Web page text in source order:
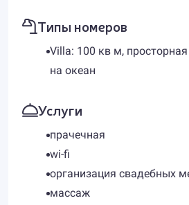
Типы номеров
Villa: 100 кв м,
на океан
Услуги
прачечная
wi-fi
организация свадебных
массаж